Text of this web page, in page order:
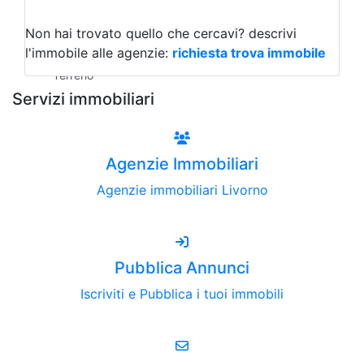
Qualsiasi
Terreno edificabile
Terreno
Non hai trovato quello che cercavi? descrivi
l'immobile alle agenzie: richiesta trova immobile
Servizi immobiliari
Agenzie Immobiliari
Agenzie immobiliari Livorno
Pubblica Annunci
Iscriviti e Pubblica i tuoi immobili